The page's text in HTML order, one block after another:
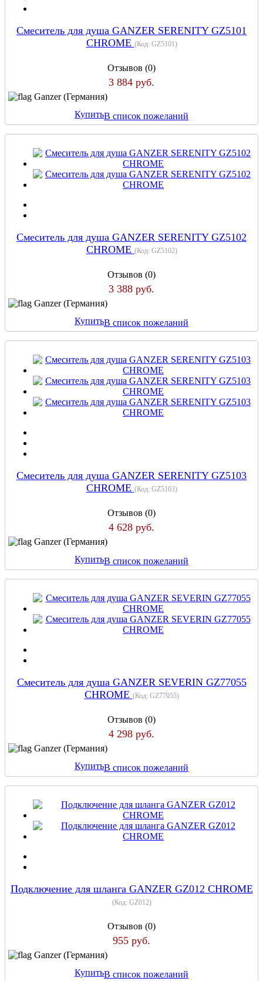
Смеситель для душа GANZER SERENITY GZ5101
CHROME (Код: GZ5101)
Отзывов (0)
3 884 руб.
Ganzer (Германия)
КупитьВ список пожеланий
Смеситель для душа GANZER SERENITY GZ5102
CHROME (Код: GZ5102)
Отзывов (0)
3 388 руб.
Ganzer (Германия)
КупитьВ список пожеланий
Смеситель для душа GANZER SERENITY GZ5103
CHROME (Код: GZ5103)
Отзывов (0)
4 628 руб.
Ganzer (Германия)
КупитьВ список пожеланий
Смеситель для душа GANZER SEVERIN GZ77055
CHROME (Код: GZ77055)
Отзывов (0)
4 298 руб.
Ganzer (Германия)
КупитьВ список пожеланий
Подключение для шланга GANZER GZ012 CHROME
(Код: GZ012)
Отзывов (0)
955 руб.
Ganzer (Германия)
КупитьВ список пожеланий